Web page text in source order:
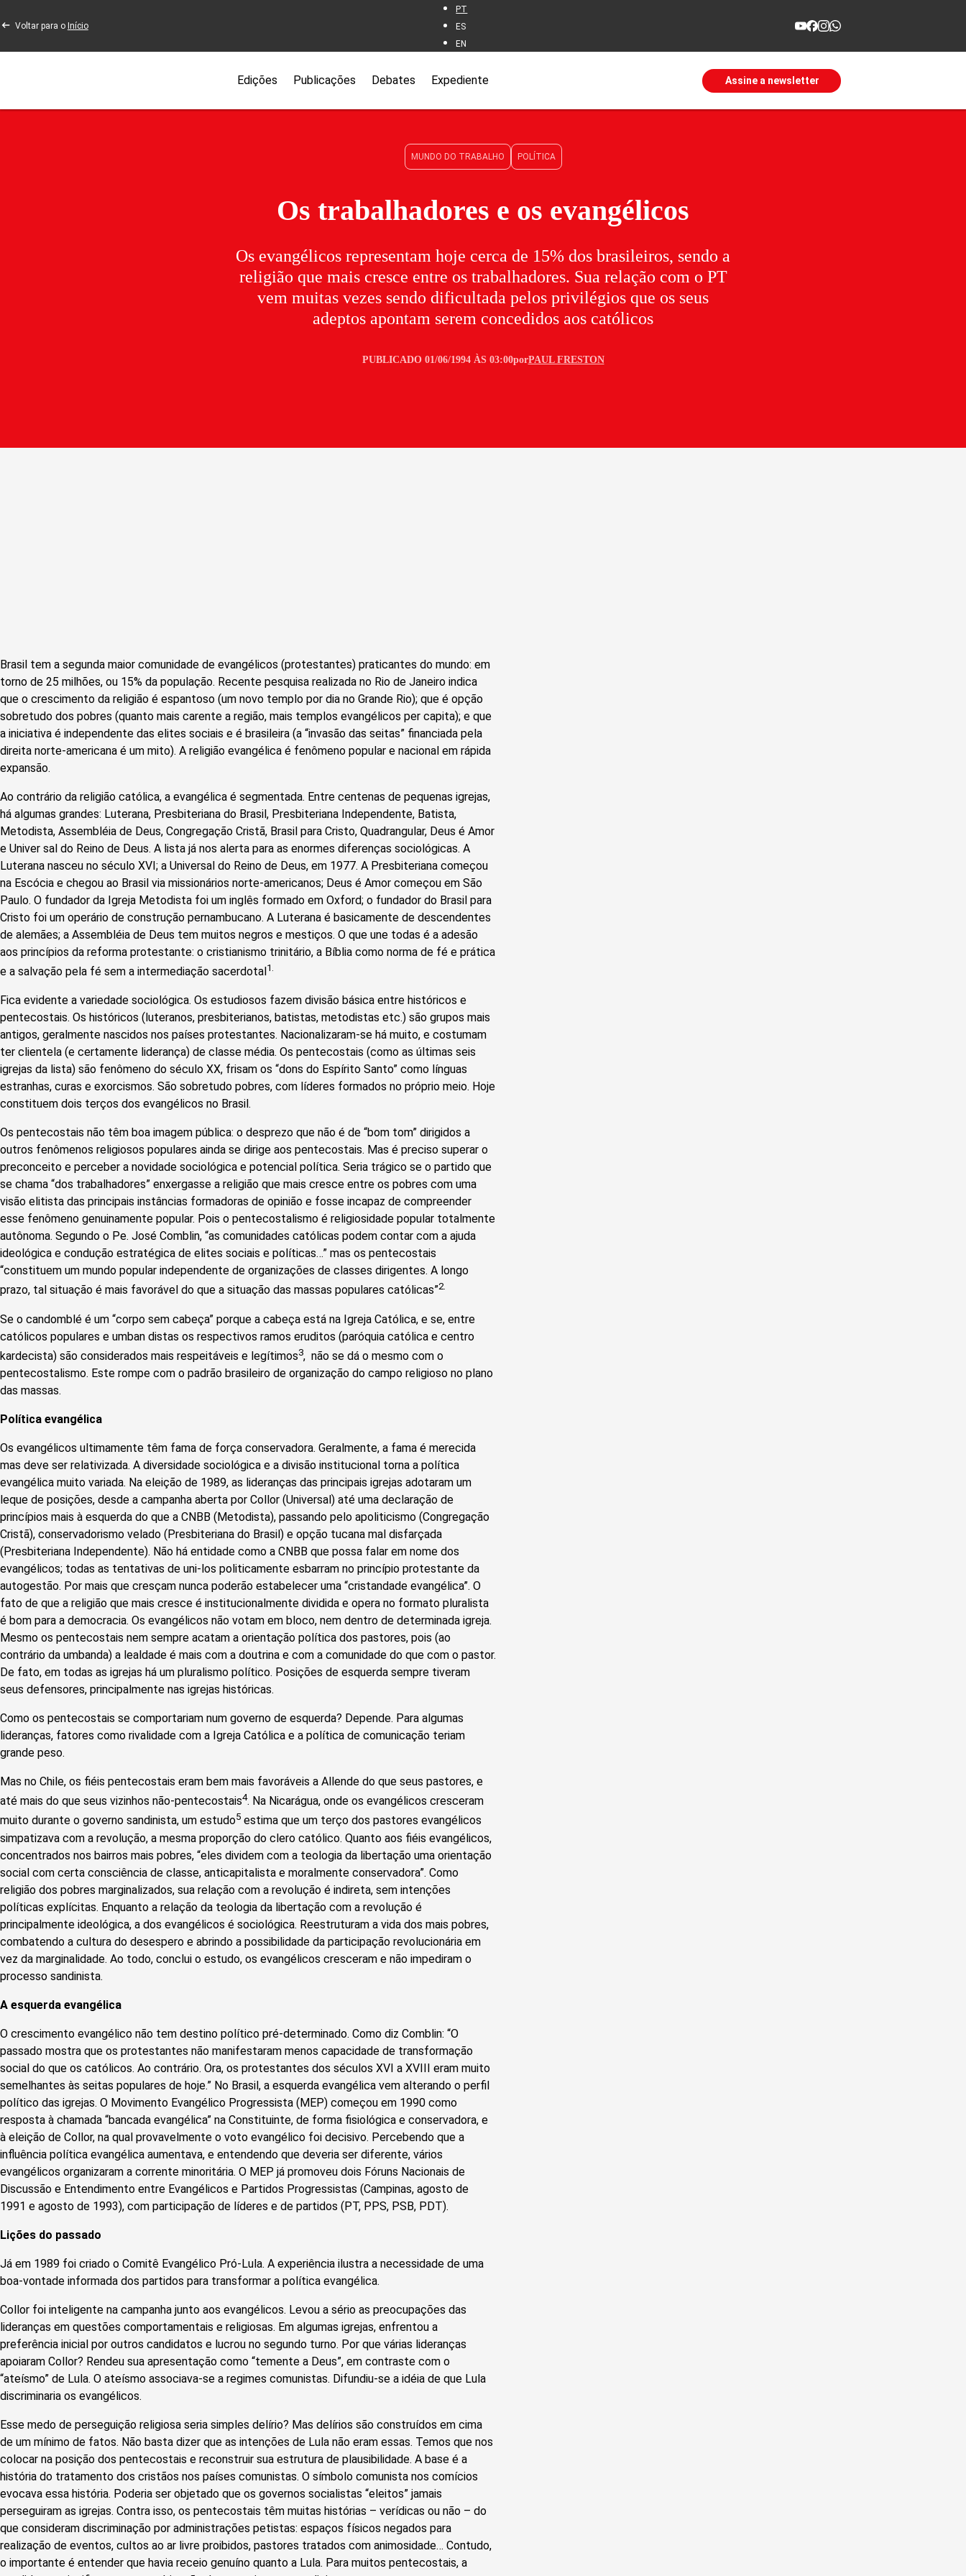
Voltar para o Início
PT
ES
EN
Edições Publicações Debates Expediente Assine a newsletter
MUNDO DO TRABALHO POLÍTICA
Os trabalhadores e os evangélicos
Os evangélicos representam hoje cerca de 15% dos brasileiros, sendo a
religião que mais cresce entre os trabalhadores. Sua relação com o PT
vem muitas vezes sendo dificultada pelos privilégios que os seus
adeptos apontam serem concedidos aos católicos
PUBLICADO 01/06/1994 ÀS 03:00porPAUL FRESTON
Brasil tem a segunda maior comunidade de evangélicos (protestantes) praticantes do mundo: em
torno de 25 milhões, ou 15% da população. Recente pesquisa realizada no Rio de Janeiro indica
que o crescimento da religião é espantoso (um novo templo por dia no Grande Rio); que é opção
sobretudo dos pobres (quanto mais carente a região, mais templos evangélicos per capita); e que
a iniciativa é independente das elites sociais e é brasileira (a “invasão das seitas” financiada pela
direita norte-americana é um mito). A religião evangélica é fenômeno popular e nacional em rápida
expansão.
Ao contrário da religião católica, a evangélica é segmentada. Entre centenas de pequenas igrejas,
há algumas grandes: Luterana, Presbiteriana do Brasil, Presbiteriana Independente, Batista,
Metodista, Assembléia de Deus, Congregação Cristã, Brasil para Cristo, Quadrangular, Deus é Amor
e Univer sal do Reino de Deus. A lista já nos alerta para as enormes diferenças sociológicas. A
Luterana nasceu no século XVI; a Universal do Reino de Deus, em 1977. A Presbiteriana começou
na Escócia e chegou ao Brasil via missionários norte-americanos; Deus é Amor começou em São
Paulo. O fundador da Igreja Metodista foi um inglês formado em Oxford; o fundador do Brasil para
Cristo foi um operário de construção pernambucano. A Luterana é basicamente de descendentes
de alemães; a Assembléia de Deus tem muitos negros e mestiços. O que une todas é a adesão
aos princípios da reforma protestante: o cristianismo trinitário, a Bíblia como norma de fé e prática
e a salvação pela fé sem a intermediação sacerdotal 1.
Fica evidente a variedade sociológica. Os estudiosos fazem divisão básica entre históricos e
pentecostais. Os históricos (luteranos, presbiterianos, batistas, metodistas etc.) são grupos mais
antigos, geralmente nascidos nos países protestantes. Nacionalizaram-se há muito, e costumam
ter clientela (e certamente liderança) de classe média. Os pentecostais (como as últimas seis
igrejas da lista) são fenômeno do século XX, frisam os “dons do Espírito Santo” como línguas
estranhas, curas e exorcismos. São sobretudo pobres, com líderes formados no próprio meio. Hoje
constituem dois terços dos evangélicos no Brasil.
Os pentecostais não têm boa imagem pública: o desprezo que não é de “bom tom” dirigidos a
outros fenômenos religiosos populares ainda se dirige aos pentecostais. Mas é preciso superar o
preconceito e perceber a novidade sociológica e potencial política. Seria trágico se o partido que
se chama “dos trabalhadores” enxergasse a religião que mais cresce entre os pobres com uma
visão elitista das principais instâncias formadoras de opinião e fosse incapaz de compreender
esse fenômeno genuinamente popular. Pois o pentecostalismo é religiosidade popular totalmente
autônoma. Segundo o Pe. José Comblin, “as comunidades católicas podem contar com a ajuda
ideológica e condução estratégica de elites sociais e políticas…” mas os pentecostais
“constituem um mundo popular independente de organizações de classes dirigentes. A longo
prazo, tal situação é mais favorável do que a situação das massas populares católicas”2.
Se o candomblé é um “corpo sem cabeça” porque a cabeça está na Igreja Católica, e se, entre
católicos populares e umban distas os respectivos ramos eruditos (paróquia católica e centro
kardecista) são considerados mais respeitáveis e legítimos3, não se dá o mesmo com o
pentecostalismo. Este rompe com o padrão brasileiro de organização do campo religioso no plano
das massas.
Política evangélica
Os evangélicos ultimamente têm fama de força conservadora. Geralmente, a fama é merecida
mas deve ser relativizada. A diversidade sociológica e a divisão institucional torna a política
evangélica muito variada. Na eleição de 1989, as lideranças das principais igrejas adotaram um
leque de posições, desde a campanha aberta por Collor (Universal) até uma declaração de
princípios mais à esquerda do que a CNBB (Metodista), passando pelo apoliticismo (Congregação
Cristã), conservadorismo velado (Presbiteriana do Brasil) e opção tucana mal disfarçada
(Presbiteriana Independente). Não há entidade como a CNBB que possa falar em nome dos
evangélicos; todas as tentativas de uni-los politicamente esbarram no princípio protestante da
autogestão. Por mais que cresçam nunca poderão estabelecer uma “cristandade evangélica”. O
fato de que a religião que mais cresce é institucionalmente dividida e opera no formato pluralista
é bom para a democracia. Os evangélicos não votam em bloco, nem dentro de determinada igreja.
Mesmo os pentecostais nem sempre acatam a orientação política dos pastores, pois (ao
contrário da umbanda) a lealdade é mais com a doutrina e com a comunidade do que com o pastor.
De fato, em todas as igrejas há um pluralismo político. Posições de esquerda sempre tiveram
seus defensores, principalmente nas igrejas históricas.
Como os pentecostais se comportariam num governo de esquerda? Depende. Para algumas
lideranças, fatores como rivalidade com a Igreja Católica e a política de comunicação teriam
grande peso.
Mas no Chile, os fiéis pentecostais eram bem mais favoráveis a Allende do que seus pastores, e
até mais do que seus vizinhos não-pentecostais4. Na Nicarágua, onde os evangélicos cresceram
muito durante o governo sandinista, um estudo5 estima que um terço dos pastores evangélicos
simpatizava com a revolução, a mesma proporção do clero católico. Quanto aos fiéis evangélicos,
concentrados nos bairros mais pobres, “eles dividem com a teologia da libertação uma orientação
social com certa consciência de classe, anticapitalista e moralmente conservadora”. Como
religião dos pobres marginalizados, sua relação com a revolução é indireta, sem intenções
políticas explícitas. Enquanto a relação da teologia da libertação com a revolução é
principalmente ideológica, a dos evangélicos é sociológica. Reestruturam a vida dos mais pobres,
combatendo a cultura do desespero e abrindo a possibilidade da participação revolucionária em
vez da marginalidade. Ao todo, conclui o estudo, os evangélicos cresceram e não impediram o
processo sandinista.
A esquerda evangélica
O crescimento evangélico não tem destino político pré-determinado. Como diz Comblin: “O
passado mostra que os protestantes não manifestaram menos capacidade de transformação
social do que os católicos. Ao contrário. Ora, os protestantes dos séculos XVI a XVIII eram muito
semelhantes às seitas populares de hoje.” No Brasil, a esquerda evangélica vem alterando o perfil
político das igrejas. O Movimento Evangélico Progressista (MEP) começou em 1990 como
resposta à chamada “bancada evangélica” na Constituinte, de forma fisiológica e conservadora, e
à eleição de Collor, na qual provavelmente o voto evangélico foi decisivo. Percebendo que a
influência política evangélica aumentava, e entendendo que deveria ser diferente, vários
evangélicos organizaram a corrente minoritária. O MEP já promoveu dois Fóruns Nacionais de
Discussão e Entendimento entre Evangélicos e Partidos Progressistas (Campinas, agosto de
1991 e agosto de 1993), com participação de líderes e de partidos (PT, PPS, PSB, PDT).
Lições do passado
Já em 1989 foi criado o Comitê Evangélico Pró-Lula. A experiência ilustra a necessidade de uma
boa-vontade informada dos partidos para transformar a política evangélica.
Collor foi inteligente na campanha junto aos evangélicos. Levou a sério as preocupações das
lideranças em questões comportamentais e religiosas. Em algumas igrejas, enfrentou a
preferência inicial por outros candidatos e lucrou no segundo turno. Por que várias lideranças
apoiaram Collor? Rendeu sua apresentação como “temente a Deus”, em contraste com o
“ateísmo” de Lula. O ateísmo associava-se a regimes comunistas. Difundiu-se a idéia de que Lula
discriminaria os evangélicos.
Esse medo de perseguição religiosa seria simples delírio? Mas delírios são construídos em cima
de um mínimo de fatos. Não basta dizer que as intenções de Lula não eram essas. Temos que nos
colocar na posição dos pentecostais e reconstruir sua estrutura de plausibilidade. A base é a
história do tratamento dos cristãos nos países comunistas. O símbolo comunista nos comícios
evocava essa história. Poderia ser objetado que os governos socialistas “eleitos” jamais
perseguiram as igrejas. Contra isso, os pentecostais têm muitas histórias – verídicas ou não – do
que consideram discriminação por administrações petistas: espaços físicos negados para
realização de eventos, cultos ao ar livre proibidos, pastores tratados com animosidade… Contudo,
o importante é entender que havia receio genuíno quanto a Lula. Para muitos pentecostais, a